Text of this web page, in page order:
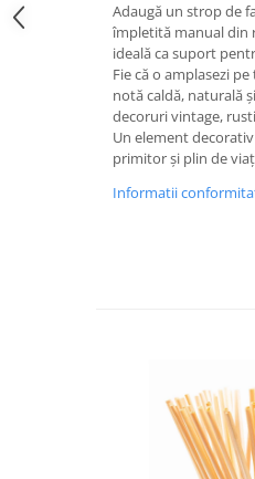
Adaugă un strop de
împletită manual din
ideală ca suport
Fie că o amplasezi
notă caldă, naturală
decoruri vintage,
Un element
primitor și plin de
Informatii